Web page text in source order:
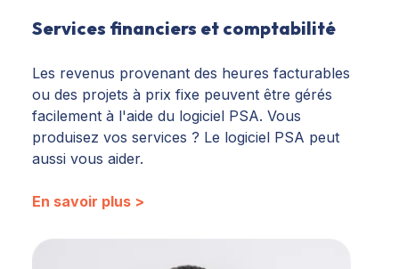
Services financiers et comptabilité
Les revenus provenant des heures facturables
ou des projets à prix fixe peuvent être gérés
facilement à l'aide du logiciel PSA. Vous
produisez vos services ? Le logiciel PSA peut
aussi vous aider.
En savoir plus >